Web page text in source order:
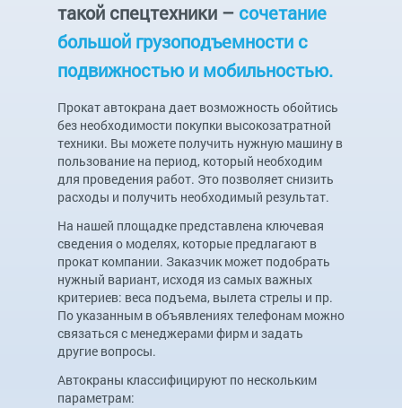
такой спецтехники – сочетание
большой грузоподъемности с
подвижностью и мобильностью.
Прокат автокрана дает возможность обойтись
без необходимости покупки высокозатратной
техники. Вы можете получить нужную машину в
пользование на период, который необходим
для проведения работ. Это позволяет снизить
расходы и получить необходимый результат.
На нашей площадке представлена ключевая
сведения о моделях, которые предлагают в
прокат компании. Заказчик может подобрать
нужный вариант, исходя из самых важных
критериев: веса подъема, вылета стрелы и пр.
По указанным в объявлениях телефонам можно
связаться с менеджерами фирм и задать
другие вопросы.
Автокраны классифицируют по нескольким
параметрам: